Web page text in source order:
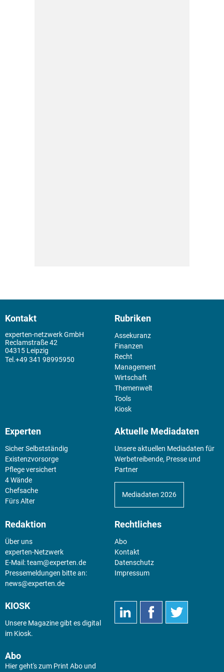
Kontakt
experten-netzwerk GmbH
Reclamstraße 42
04315 Leipzig
+49 341 98995950
Rubriken
Assekuranz
Finanzen
Recht
Management
Wirtschaft
Themenwelt
Tools
Kiosk
Experten
Sicher Selbstständig
Existenz­vorsorge
Pflege versichert
4 Wände
Chefsache
Fürs Alter
Aktuelle Mediadaten
Unsere aktuellen Mediadaten für
Werbetreibende, Presse und
Partner
Mediadaten 2026
Redaktion
Über uns
experten-Netzwerk
E-Mail:team@experten.de
Pressemeldungen bitte an:
news@experten.de
Rechtliches
Abo
Kontakt
Datenschutz
Impressum
KIOSK
Unsere Magazine gibt es digital
im Kiosk.
Abo
Hier geht's zum Print Abo und